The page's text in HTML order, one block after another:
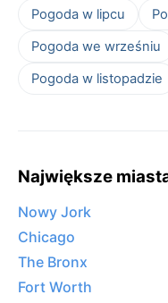
Pogoda w lipcu
Pogoda we wrześniu
Pogoda w listopadzie
Największe
Nowy Jork
Chicago
The Bronx
Fort Worth